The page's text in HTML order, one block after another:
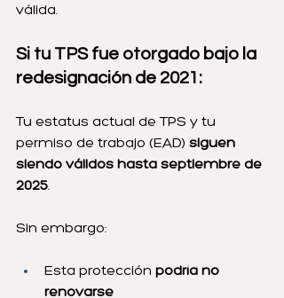
válida.
Si tu TPS fue otorgado bajo la
redesignación de 2021:
Tu estatus actual de TPS y tu
permiso de trabajo (EAD) siguen
siendo válidos hasta septiembre de
2025.
Sin embargo:
Esta protección podría no
renovarse